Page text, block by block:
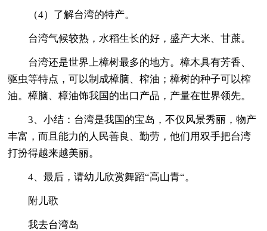
（4）了解台湾的特产。
台湾气候较热，水稻生长的好，盛产大米、甘蔗。
台湾还是世界上樟树最多的地方。樟木具有芳香、
驱虫等特点，可以制成樟脑、榨油；樟树的种子可以榨
油。樟脑、樟油饰我国的出口产品，产量在世界领先。
3、小结：台湾是我国的宝岛，不仅风景秀丽，物产
丰富，而且能力的人民善良、勤劳，他们用双手把台湾
打扮得越来越美丽。
4、最后，请幼儿欣赏舞蹈“高山青“。
附儿歌
我去台湾岛